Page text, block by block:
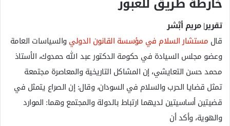
ن
ي
تقرير| مريم أبَّشر
قال مستشار السلام في مؤسسة القانون الدوليوالسياسات العامة
وعضو مجلس السيادة في حكومة الدكتور عبد الله حمدوك، الأستاذ
محمد حسن التعايشي، إن المشاكل التاريخية والمعاصرة مجتمعة
تمثل قضايا الحرب والسلام في السودان، وقال: إن الصراع يتمثل في
قضيتين أساسيتين لديهما ارتباط بالدولة والمجتمع وهما: الموارد
والهوية، وأكد أن